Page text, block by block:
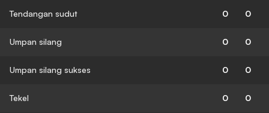
Tendangan sudut 0 0
Umpan silang 0 0
Umpan silang sukses 0 0
Tekel 0 0